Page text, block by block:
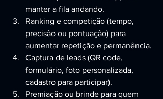
manter a fila andando.
Ranking e competição (tempo,
precisão ou pontuação) para
aumentar repetição e permanência.
Captura de leads (QR code,
formulário, foto personalizada,
cadastro para participar).
Premiação ou brinde para quem